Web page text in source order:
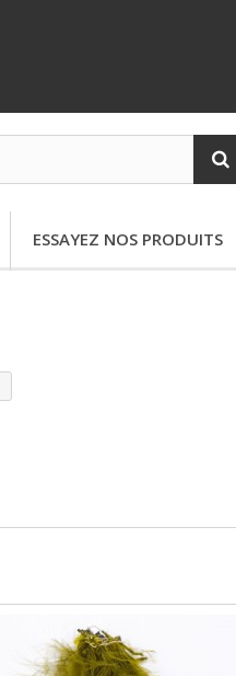
ESSAYEZ NOS PRODUITS